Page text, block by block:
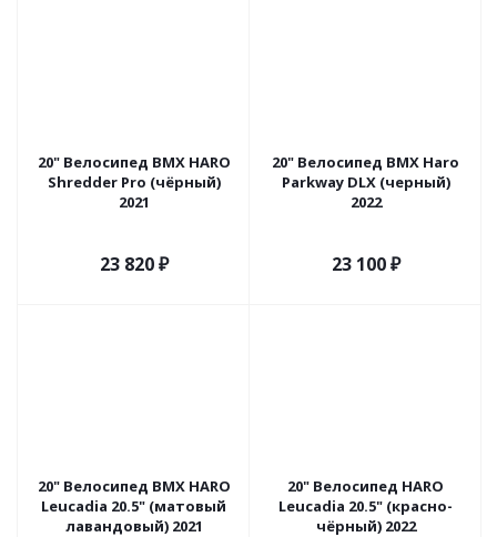
20" Велосипед BMX HARO
Shredder Pro (чёрный)
2021
23 820₽
20" Велосипед BMX Haro
Parkway DLX (черный)
2022
23 100₽
20" Велосипед BMX HARO
Leucadia 20.5" (матовый
лавандовый) 2021
20" Велосипед HARO
Leucadia 20.5" (красно-
чёрный) 2022